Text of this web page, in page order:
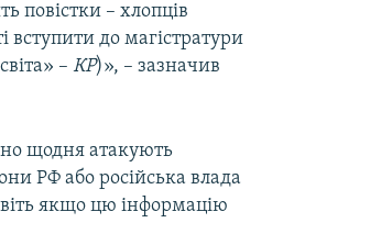
повістки – хлопців
до магістратури
–КР)», – зазначив
щодня атакують
РФ або російська влада
якщо цю інформацію